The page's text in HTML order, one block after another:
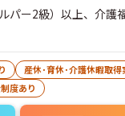
パー2級）以上、介
産休･育休･介護休暇取得
度あり